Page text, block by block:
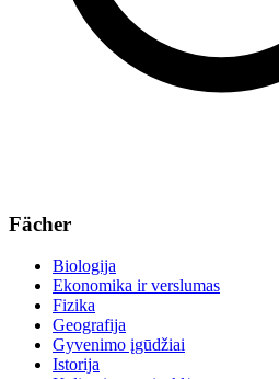
Fächer
Biologija
Ekonomika ir verslumas
Fizika
Geografija
Gyvenimo įgūdžiai
Istorija